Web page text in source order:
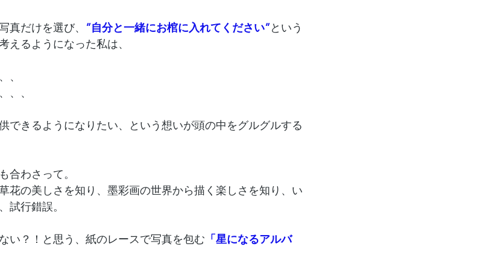
真だけを選び、 ”自分と一緒にお棺に入れてください”という
えるようになった私は、
、
、、
できるようになりたい、という想いが頭の中をグルグルする
合わさって。
花の美しさを知り、墨彩画の世界から描く楽しさを知り、い
試行錯誤。
い？！と思う、紙のレースで写真を包む 「星になるアルバ